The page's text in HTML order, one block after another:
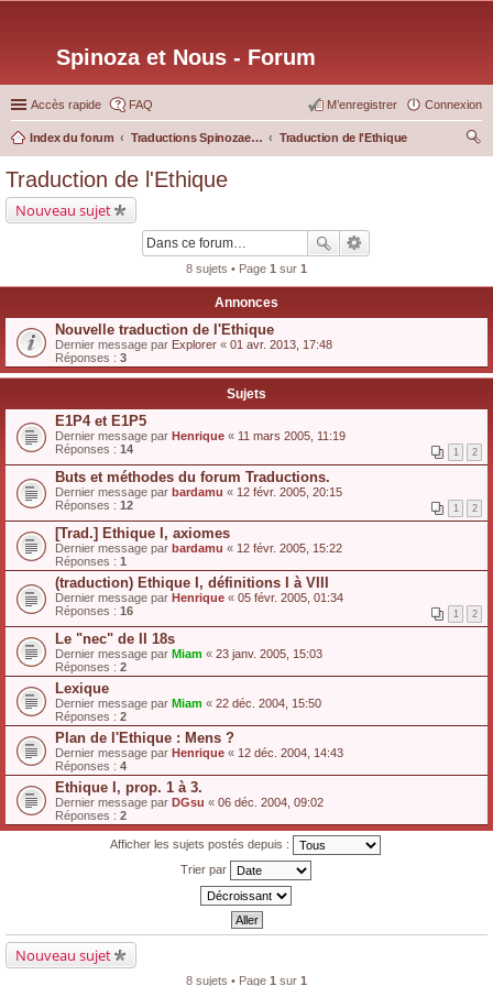
Spinoza et Nous - Forum
Accès rapide FAQ Connexion
M’enregistrer
Index du forum Traductions Spinozaetnous.org
Traduction de l'Ethique
Traduction de l'Ethique
Nouveau sujet
8 sujets • Page 1 sur 1
Annonces
Nouvelle traduction de l'Ethique
Dernier message par Explorer « 01 avr. 2013, 17:48
Réponses : 3
Sujets
E1P4 et E1P5
Dernier message par Henrique « 11 mars 2005, 11:19
Réponses : 14 1 2
Buts et méthodes du forum Traductions.
Dernier message par bardamu « 12 févr. 2005, 20:15
Réponses : 12 1 2
[Trad.] Ethique I, axiomes
Dernier message par bardamu « 12 févr. 2005, 15:22
Réponses : 1
(traduction) Ethique I, définitions I à VIII
Dernier message par Henrique « 05 févr. 2005, 01:34
Réponses : 16 1 2
Le "nec" de II 18s
Dernier message par Miam « 23 janv. 2005, 15:03
Réponses : 2
Lexique
Dernier message par Miam « 22 déc. 2004, 15:50
Réponses : 2
Plan de l'Ethique : Mens ?
Dernier message par Henrique « 12 déc. 2004, 14:43
Réponses : 4
Ethique I, prop. 1 à 3.
Dernier message par DGsu « 06 déc. 2004, 09:02
Réponses : 2
Afficher les sujets postés depuis :
Trier par
Nouveau sujet
8 sujets • Page 1 sur 1